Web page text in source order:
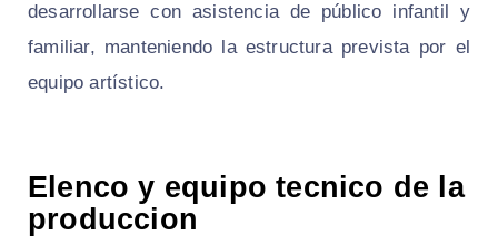
desarrollarse con asistencia de público infantil y
familiar, manteniendo la estructura prevista por el
equipo artístico.
Elenco y equipo tecnico de la
produccion